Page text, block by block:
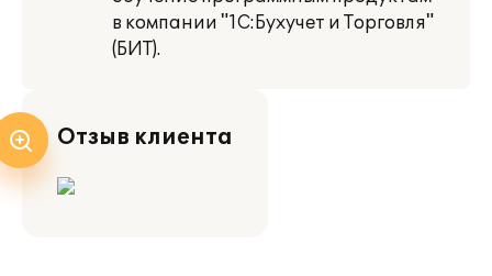
в компании "1С:Бухучет и Торговля"
(БИТ).
Отзыв клиента